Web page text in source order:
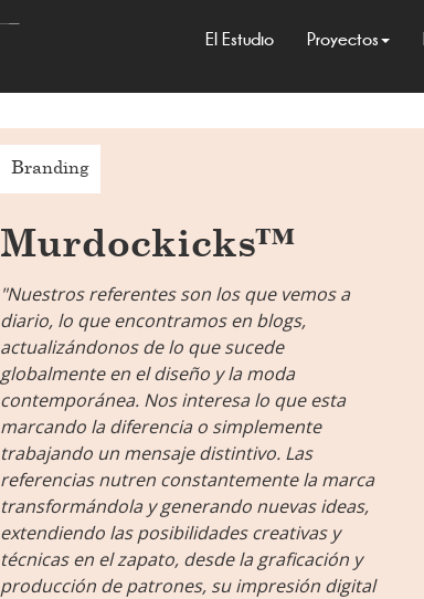
El Estudio Proyectos
Branding
Murdockicks™
"Nuestros referentes son los que vemos a
diario, lo que encontramos en blogs,
actualizándonos de lo que sucede
globalmente en el diseño y la moda
contemporánea. Nos interesa lo que esta
marcando la diferencia o simplemente
trabajando un mensaje distintivo. Las
referencias nutren constantemente la marca
transformándola y generando nuevas ideas,
extendiendo las posibilidades creativas y
técnicas en el zapato, desde la graficación y
producción de patrones, su impresión digital